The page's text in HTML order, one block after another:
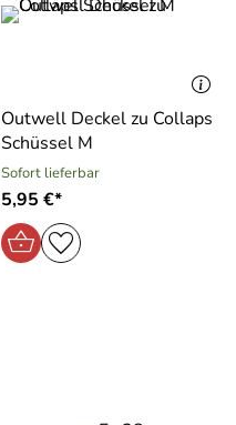
Outwell Deckel zu Collaps
Schüssel M
Sofort lieferbar
5,95 €*